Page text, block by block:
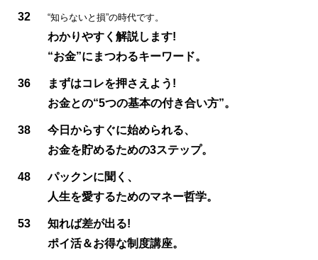
32 “知らないと損”の時代です。
わかりやすく解説します!
“お金”にまつわるキーワード。
36
まずはコレを押さえよう!
お金との“5つの基本の付き合い方”。
38
今日からすぐに始められる、
お金を貯めるための3ステップ。
48
パックンに聞く、
人生を愛するためのマネー哲学。
53
知れば差が出る!
ポイ活＆お得な制度講座。